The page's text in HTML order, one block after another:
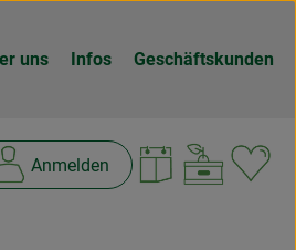
uns Infos Geschäftskunden
Anmelden